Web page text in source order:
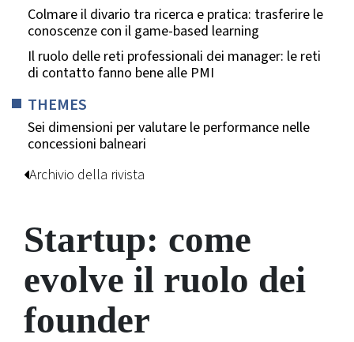
Colmare il divario tra ricerca e pratica: trasferire le
conoscenze con il game-based learning
Il ruolo delle reti professionali dei manager: le reti
di contatto fanno bene alle PMI
THEMES
Sei dimensioni per valutare le performance nelle
concessioni balneari
Archivio della rivista
Startup: come
evolve il ruolo dei
founder